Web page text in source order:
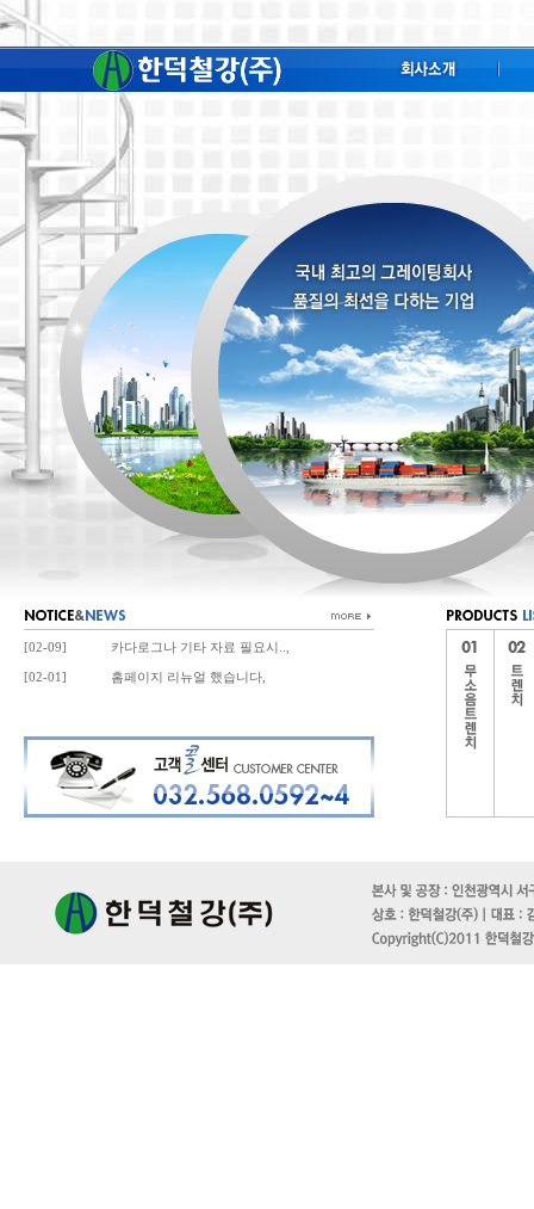
[02-09] 카다로그나 기타 자료 필요시..,
[02-01] 홈페이지 리뉴얼 했습니다,